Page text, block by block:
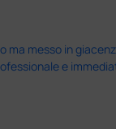
messo in
e